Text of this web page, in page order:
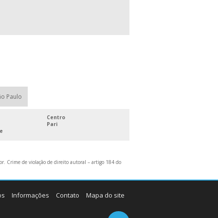
Paulo
Centro
Pari
Crime de violação de direito autoral – artigo 184 do
Informações Contato Mapa do site